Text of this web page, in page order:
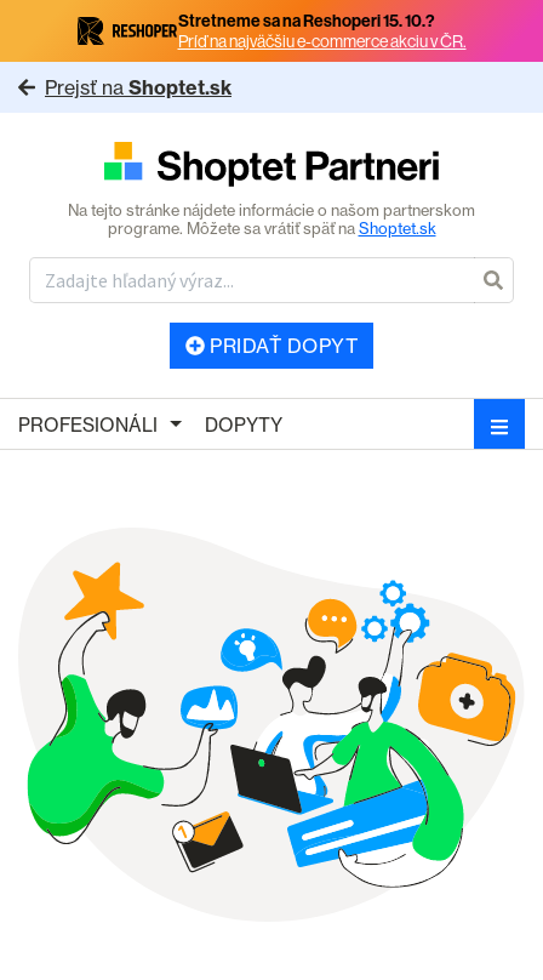
Stretneme sa na Reshoperi 15. 10.?
Príď na najväčšiu e-commerce akciu v ČR.
Prejsť na Shoptet.sk
Na tejto stránke nájdete informácie o našom partnerskom
programe. Môžete sa vrátiť späť naShoptet.sk
PRIDAŤ DOPYT
PROFESIONÁLI DOPYTY